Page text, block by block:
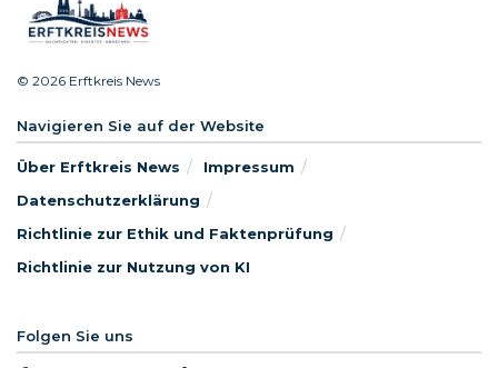
© 2026 Erftkreis News
Navigieren Sie auf der Website
Über Erftkreis News
Impressum
Datenschutzerklärung
Richtlinie zur Ethik und Faktenprüfung
Richtlinie zur Nutzung von KI
Folgen Sie uns